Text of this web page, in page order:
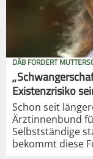
DÄB FORDERT
Existenzrisiko
Schon seit
Ärztinnenbund
Selbstständige
bekommt diese